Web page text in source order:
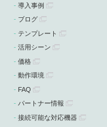
導入事例
ブログ
テンプレート
活用シーン
価格
動作環境
FAQ
パートナー情報
接続可能な対応機器